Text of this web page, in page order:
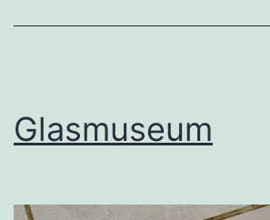
Glasmuseum